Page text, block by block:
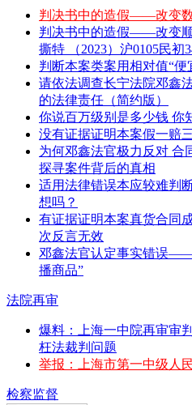
判决书中的造假——改变
判决书中的造假——改变
撕特 （2023）沪0105民初
判断本案类案用相对值“
请依法调查长宁法院邓鑫
的法律责任（简约版）
你说百万级别是多少钱 你
没有证据证明本案假一赔
为何邓鑫法官极力反对
探寻案件背后的真相
适用法律错误本应较难判
想吗？
有证据证明本案真货合
次反言无效
邓鑫法官认定事实错误
播商品”
法院再审
爆料：上海一中院再审审
枉法裁判问题
举报：上海市第一中级人
检察监督